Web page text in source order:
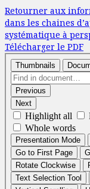
Retourner aux
dans les chaines
systématique à
Télécharger le PDF